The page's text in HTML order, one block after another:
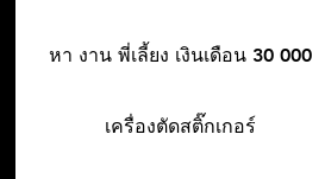
หา งาน พี่เลี้ยง เงินเดือน 30 000
เครื่องตัดสติ๊กเกอร์